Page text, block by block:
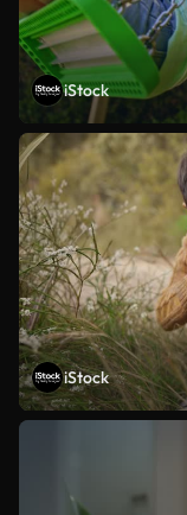
iStock
iStock